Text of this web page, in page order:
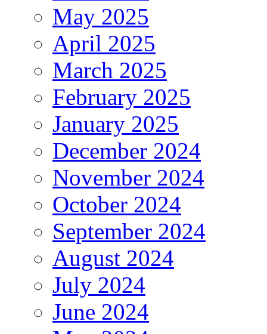
May 2025
April 2025
March 2025
February 2025
January 2025
December 2024
November 2024
October 2024
September 2024
August 2024
July 2024
June 2024